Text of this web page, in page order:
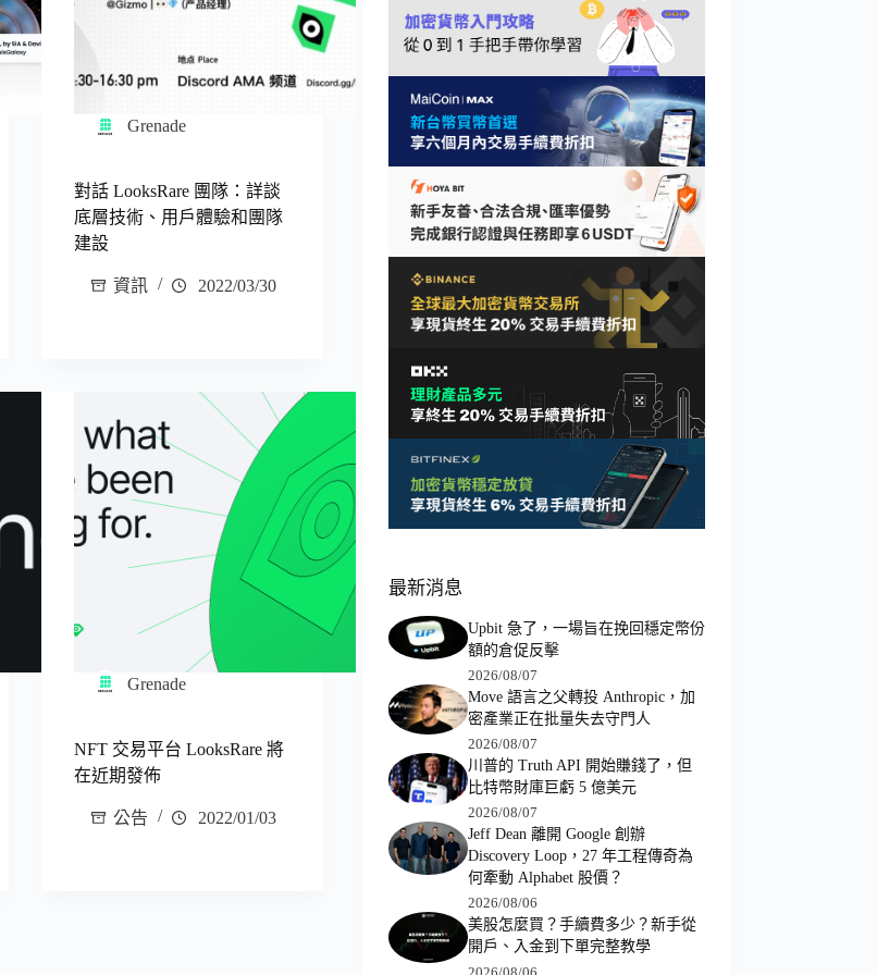
Grenade
對話 LooksRare 團隊：詳談
底層技術、用戶體驗和團隊
建設
資訊 2022/03/30
Grenade
NFT 交易平台 LooksRare 將
在近期發佈
公告 2022/01/03
最新消息
Upbit 急了，一場旨在挽回穩定幣份
額的倉促反擊
2026/08/07
Move 語言之父轉投 Anthropic，加
密產業正在批量失去守門人
2026/08/07
川普的 Truth API 開始賺錢了，但
比特幣財庫巨虧 5 億美元
2026/08/07
Jeff Dean 離開 Google 創辦
Discovery Loop，27 年工程傳奇為
何牽動 Alphabet 股價？
2026/08/06
美股怎麼買？手續費多少？新手從
開戶、入金到下單完整教學
2026/08/06